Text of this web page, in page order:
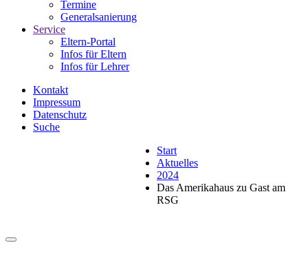
Termine
Generalsanierung
Service
Eltern-Portal
Infos für Eltern
Infos für Lehrer
Kontakt
Impressum
Datenschutz
Suche
Start
Aktuelles
2024
Das Amerikahaus zu Gast am
RSG